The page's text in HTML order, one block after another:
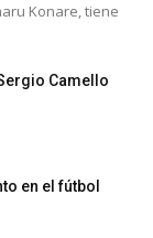
Konare, tiene
Camello
en el fútbol